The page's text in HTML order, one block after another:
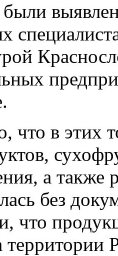
что в этих
а также
без
что